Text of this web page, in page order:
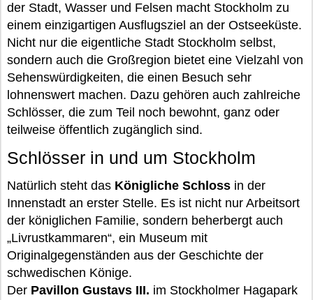
der Stadt, Wasser und Felsen macht Stockholm zu
einem einzigartigen Ausflugsziel an der Ostseeküste.
Nicht nur die eigentliche Stadt Stockholm selbst,
sondern auch die Großregion bietet eine Vielzahl von
Sehenswürdigkeiten, die einen Besuch sehr
lohnenswert machen. Dazu gehören auch zahlreiche
Schlösser, die zum Teil noch bewohnt, ganz oder
teilweise öffentlich zugänglich sind.
Schlösser in und um Stockholm
Natürlich steht das Königliche Schloss in der
Innenstadt an erster Stelle. Es ist nicht nur Arbeitsort
der königlichen Familie, sondern beherbergt auch
„Livrustkammaren“, ein Museum mit
Originalgegenständen aus der Geschichte der
schwedischen Könige.
Der Pavillon Gustavs III. im Stockholmer Hagapark